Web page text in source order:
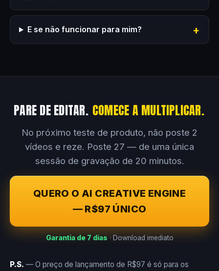
E se não funcionar para mim?
PARE DE EDITAR. COMECE A MULTIPLICAR.
No próximo teste de produto, não poste 2
vídeos e reze. Poste 27 — de uma única
sessão de gravação de 20 minutos.
QUERO O AI CREATIVE ENGINE
— R$97 ÚNICO
Garantia de 7 dias · Download imediato
P.S. — O preço de lançamento de R$97 é só para os